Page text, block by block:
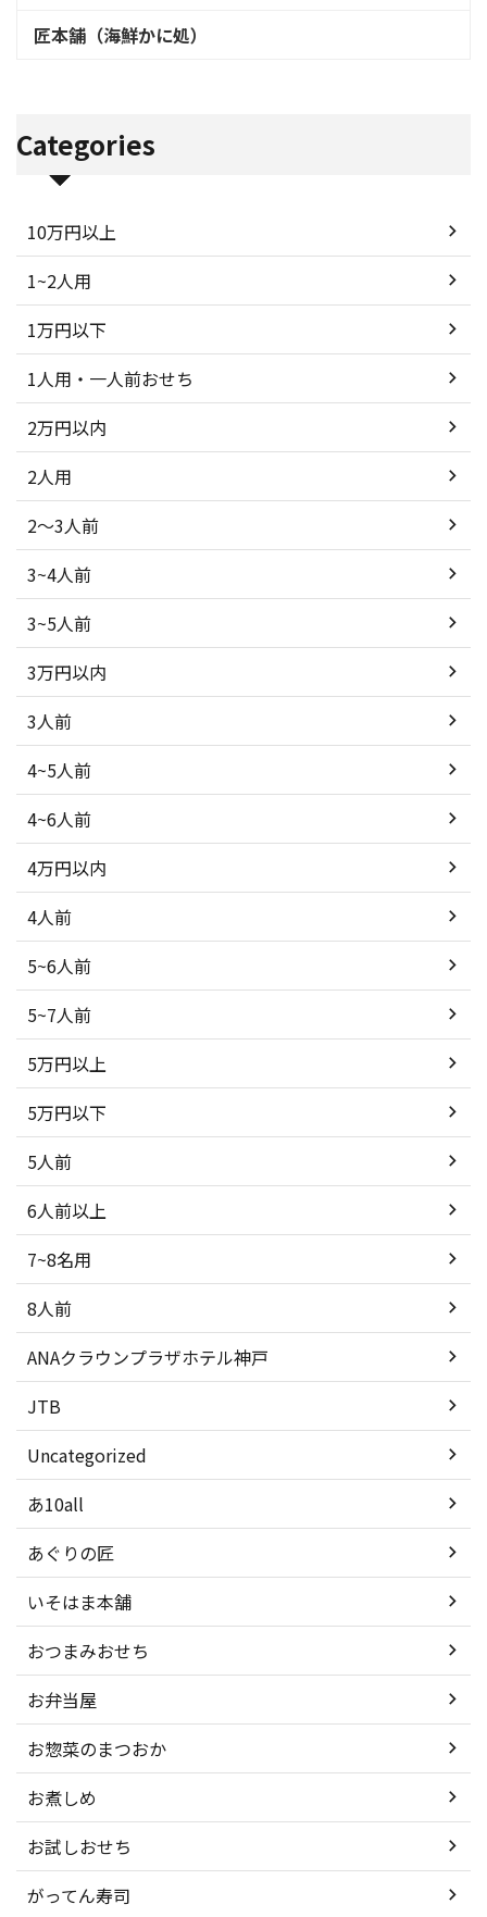
匠本舗（海鮮かに処）
Categories
10万円以上
1~2人用
1万円以下
1人用・一人前おせち
2万円以内
2人用
2～3人前
3~4人前
3~5人前
3万円以内
3人前
4~5人前
4~6人前
4万円以内
4人前
5~6人前
5~7人前
5万円以上
5万円以下
5人前
6人前以上
7~8名用
8人前
ANAクラウンプラザホテル神戸
JTB
Uncategorized
あ10all
あぐりの匠
いそはま本舗
おつまみおせち
お弁当屋
お惣菜のまつおか
お煮しめ
お試しおせち
がってん寿司